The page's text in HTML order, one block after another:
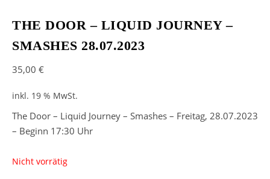
THE DOOR – LIQUID JOURNEY –
SMASHES 28.07.2023
35,00 €
inkl. 19 % MwSt.
The Door – Liquid Journey – Smashes – Freitag, 28.07.2023
– Beginn 17:30 Uhr
Nicht vorrätig